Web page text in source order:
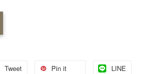
Tweet Pin it LINE